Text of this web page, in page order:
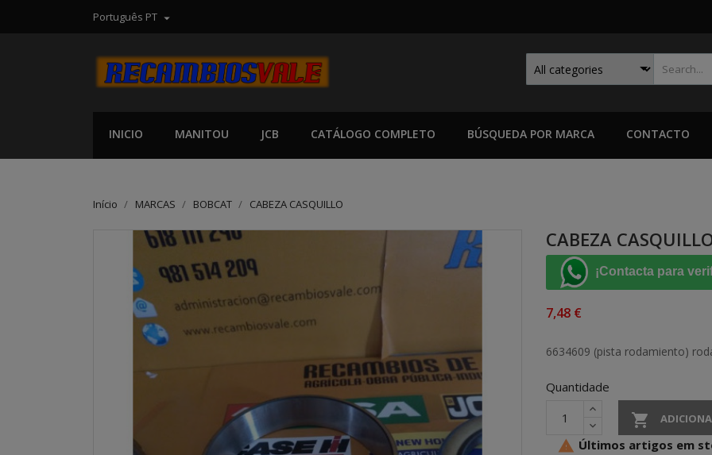
Português PT 
INICIO MANITOU JCB CATÁLOGO COMPLETO BÚSQUEDA POR MARCA CONTACTO
Início MARCAS BOBCAT CABEZA CASQUILLO
CABEZA
¡Contacta para
7,48 €
6634609 (pista rodamiento)
Quantidade

 Últimos artigos em